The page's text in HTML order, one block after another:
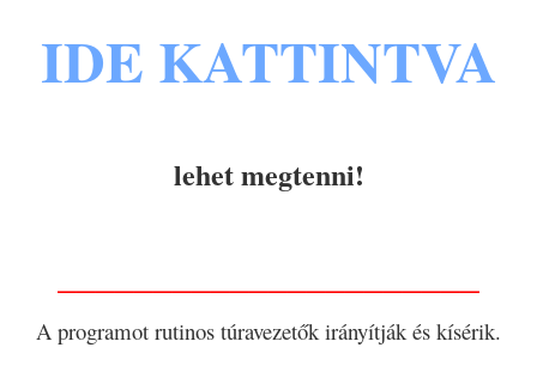
IDE KATTINTVA
lehet megtenni!
A programot rutinos túravezetők irányítják és kísérik.